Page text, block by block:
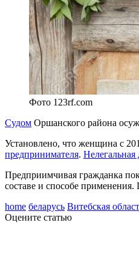
Фото 123rf.com
Судом Оршанского района
Установлено, что женщина с
предпринимателя. Нелегальная
Предприимчивая гражданка
составе и способе
home беларусь Витебская
Оцените статью